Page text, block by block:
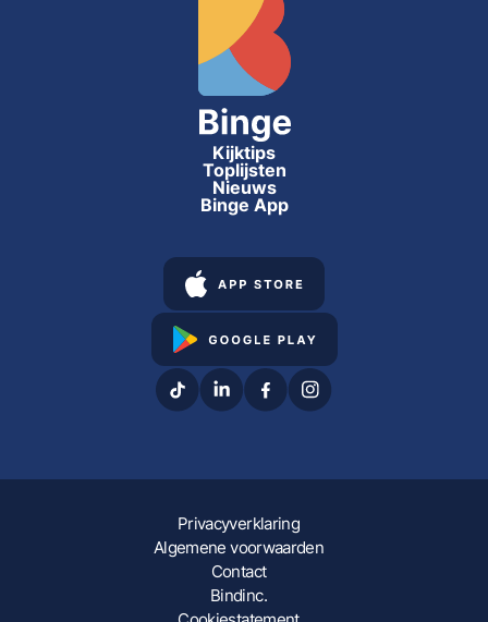
Kijktips
Toplijsten
Nieuws
Binge App
Privacyverklaring
Algemene voorwaarden
Contact
Bindinc.